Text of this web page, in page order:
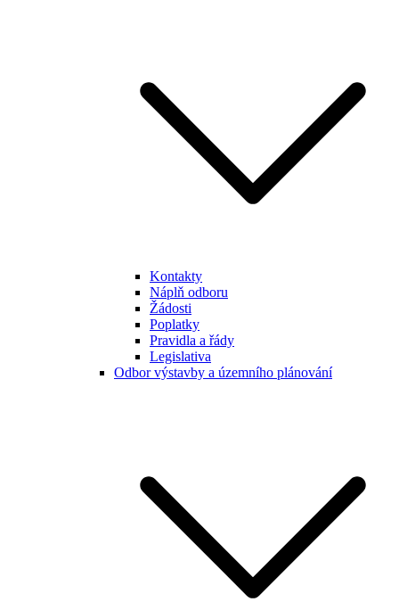
Kontakty
Náplň odboru
Žádosti
Poplatky
Pravidla a řády
Legislativa
Odbor výstavby a územního plánování